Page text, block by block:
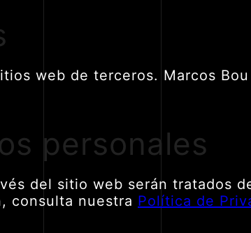
web de terceros. Marcos
personales
del sitio web serán tratados
consulta nuestra Política de